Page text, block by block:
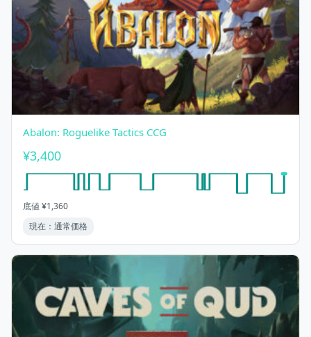
Abalon: Roguelike Tactics CCG
¥3,400
底値 ¥1,360
現在：通常価格